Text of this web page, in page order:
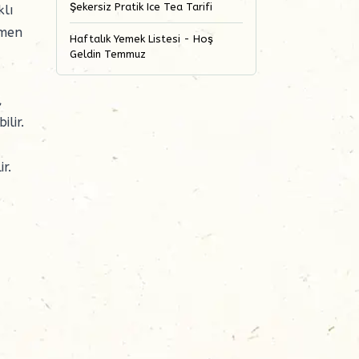
Şekersiz Pratik Ice Tea Tarifi
Haftalık Yemek Listesi - Hoş
Geldin Temmuz